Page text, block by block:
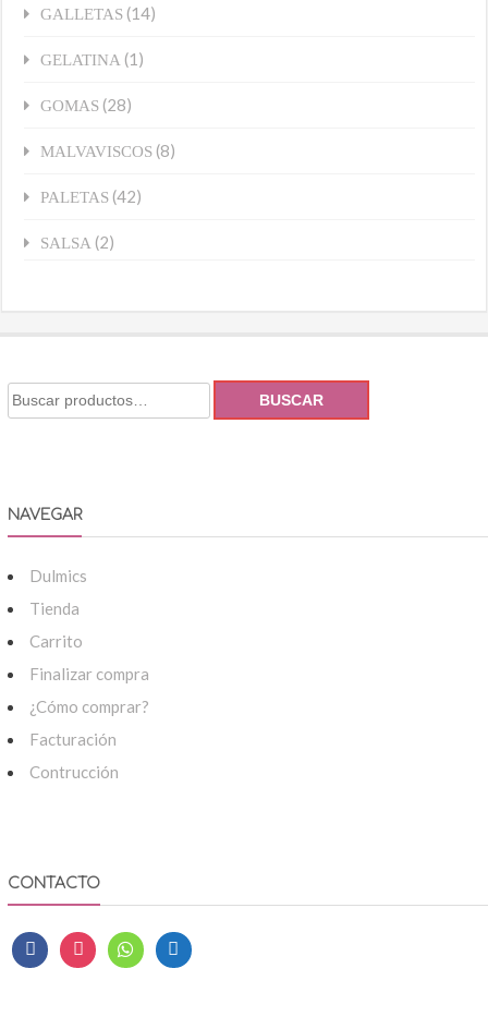
GALLETAS (14)
GELATINA (1)
GOMAS (28)
MALVAVISCOS (8)
PALETAS (42)
SALSA (2)
BUSCAR
NAVEGAR
Dulmics
Tienda
Carrito
Finalizar compra
¿Cómo comprar?
Facturación
Contrucción
CONTACTO